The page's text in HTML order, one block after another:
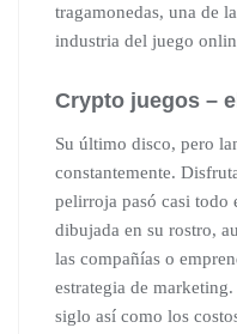
tragamonedas, una de
industria del juego
Crypto juegos –
Su último disco, pero
constantemente.
pelirroja pasó casi todo
dibujada en su rostro,
las compañías o
estrategia de
siglo así como los